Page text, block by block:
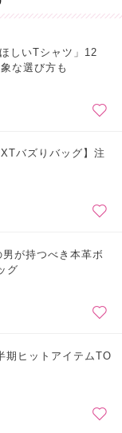
しいTシャツ」12
な選び方も
バズりバッグ】注
が持つべき本革ボ
グ
期ヒットアイテムTO